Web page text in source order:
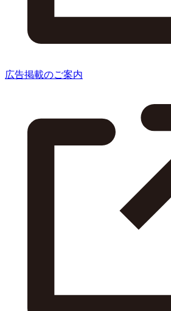
広告掲載のご案内